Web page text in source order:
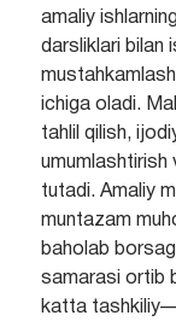
amaliy
darsliklari bilan
ichiga oladi.
tahlil qilish,
umumlashtirish
tutadi. Amaliy
muntazam
baholab
samarasi ortib
katta